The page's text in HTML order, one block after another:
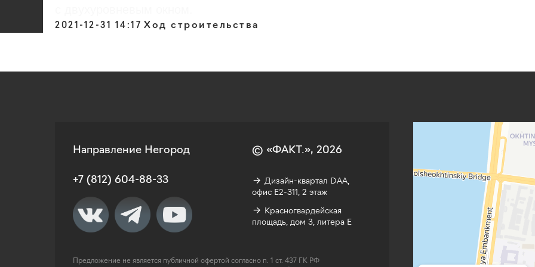
2021-12-31 14:17 Ход строительства
Земельные участки в Санкт‑Петербурге
Коттеджный посёлок в
+7 (812) 604-88-33
Предложение не является публичной офертой согласно п. 1 ст. 437 ГК РФ
© «ФАКТ.», 2026
Направление Негород
→ Красногвардейская
площадь, дом 3, литера Е
→ Дизайн-квартал DAA,
офис Е2-311, 2 этаж